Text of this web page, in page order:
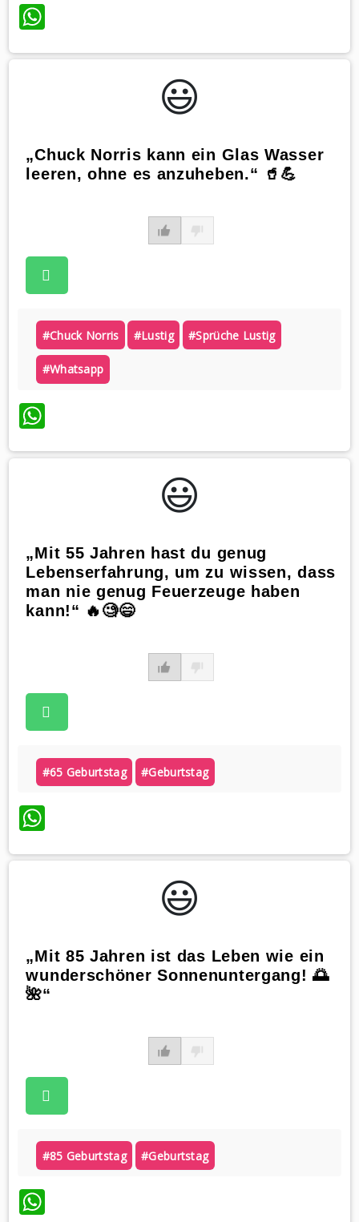
WhatsApp
😃️
„Chuck Norris kann ein Glas Wasser
leeren, ohne es anzuheben.“ 🥤💪
#chuck Norris #lustig #sprüche Lustig
#whatsapp
WhatsApp
😃️
„Mit 55 Jahren hast du genug
Lebenserfahrung, um zu wissen, dass
man nie genug Feuerzeuge haben
kann!“ 🔥🧐😄
#65 Geburtstag #geburtstag
WhatsApp
😃️
„Mit 85 Jahren ist das Leben wie ein
wunderschöner Sonnenuntergang! 🌅
🌺“
#85 Geburtstag #geburtstag
WhatsApp